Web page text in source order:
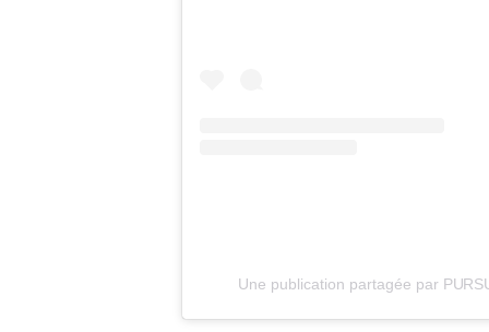
Une publication partagée par